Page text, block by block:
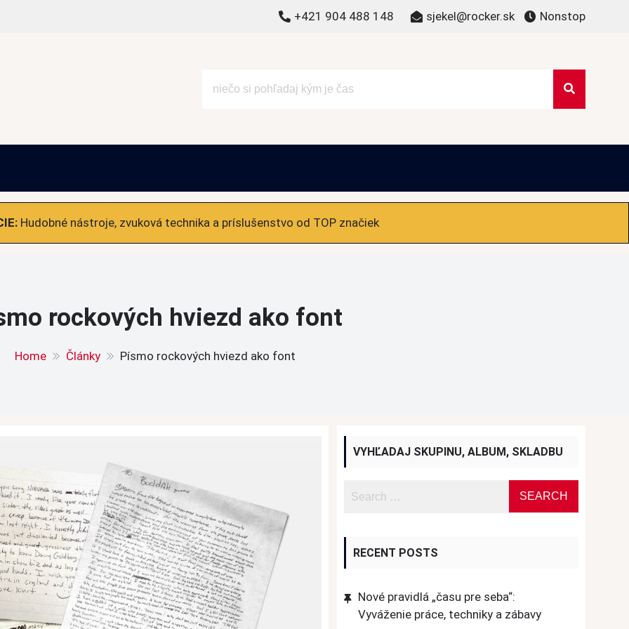
+421 904 488 148 sjekel@rocker.sk Nonstop
Hudobné nástroje, zvuková technika a príslušenstvo od TOP značiek
rockových hviezd ako font
Home Články Písmo rockových hviezd ako font
VYHĽADAJ SKUPINU, ALBUM, SKLADBU
RECENT POSTS
Nové pravidlá „času pre seba“:
Vyváženie práce, techniky a zábavy